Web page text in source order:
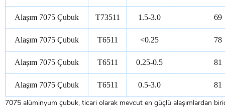
Alaşım 7075 Çubuk T73511 1.5-3.0 69
Alaşım 7075 Çubuk T6511 <0.25 78
Alaşım 7075 Çubuk T6511 0.25-0.5 81
Alaşım 7075 Çubuk T6511 0.5-3.0 81
7075 alüminyum çubuk, ticari olarak mevcut en güçlü alaşımlardan